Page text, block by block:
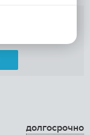
долгосрочно